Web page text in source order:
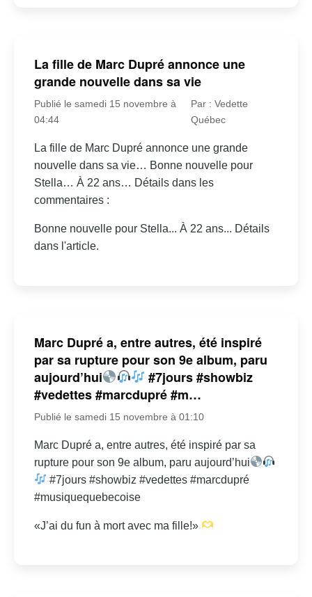
La fille de Marc Dupré annonce une
grande nouvelle dans sa vie
Publié le samedi 15 novembre à
04:44
Par : Vedette
Québec
La fille de Marc Dupré annonce une grande
nouvelle dans sa vie… Bonne nouvelle pour
Stella… À 22 ans… Détails dans les
commentaires :
Bonne nouvelle pour Stella... À 22 ans... Détails
dans l'article.
Marc Dupré a, entre autres, été inspiré
par sa rupture pour son 9e album, paru
aujourd’hui
#7jours #showbiz
#vedettes #marcdupré #m…
Publié le samedi 15 novembre à 01:10
Marc Dupré a, entre autres, été inspiré par sa
rupture pour son 9e album, paru aujourd’hui
#7jours #showbiz #vedettes #marcdupré
#musiquequebecoise
«J’ai du fun à mort avec ma fille!»